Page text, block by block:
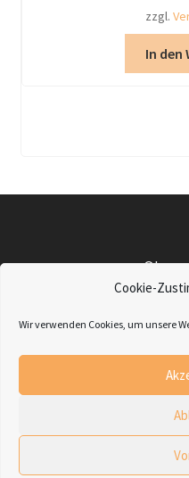
Cookie-
Wir verwenden Cookies, um unsere
zzgl.
In den
Datenschutz
Friedenstraße 8
Mail: